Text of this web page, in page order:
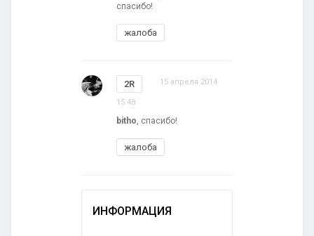
спасибо!
жалоба
2R 15 апреля 2014
15:48
bitho, спасибо!
жалоба
ИНФОРМАЦИЯ